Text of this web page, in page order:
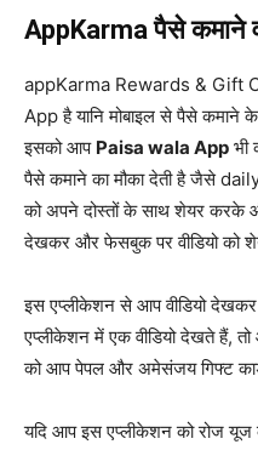
AppKarma पैसे कमाने
appKarma Rewards & Gift
App है यानि मोबाइल से पैसे कमाने
इसको आप Paisa wala App भी
पैसे कमाने का मौका देती है जैसे
को अपने दोस्तों के साथ शेयर करके
देखकर और फेसबुक पर वीडियो को
इस एप्लीकेशन से आप वीडियो
एप्लीकेशन में एक वीडियो देखते हैं,
को आप पेपल और अमेसंजय गिफ्ट
यदि आप इस एप्लीकेशन को रोज